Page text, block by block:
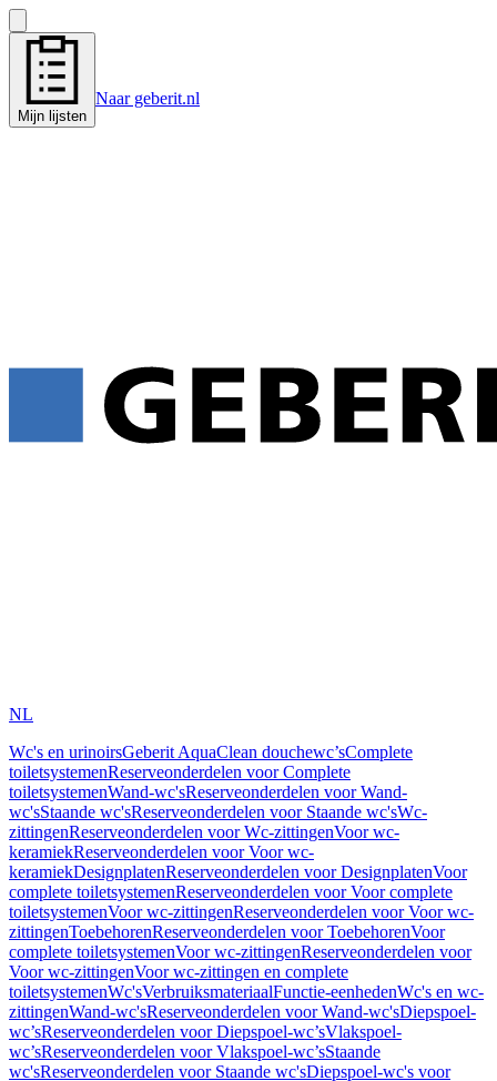
Mijn lijsten
Naar geberit.nl
NL
Wc's en urinoirsGeberit AquaClean douchewc’sComplete
toiletsystemenReserveonderdelen voor Complete
toiletsystemenWand-wc'sReserveonderdelen voor Wand-
wc'sStaande wc'sReserveonderdelen voor Staande wc'sWc-
zittingenReserveonderdelen voor Wc-zittingenVoor wc-
keramiekReserveonderdelen voor Voor wc-
keramiekDesignplatenReserveonderdelen voor DesignplatenVoor
complete toiletsystemenReserveonderdelen voor Voor complete
toiletsystemenVoor wc-zittingenReserveonderdelen voor Voor wc-
zittingenToebehorenReserveonderdelen voor ToebehorenVoor
complete toiletsystemenVoor wc-zittingenReserveonderdelen voor
Voor wc-zittingenVoor wc-zittingen en complete
toiletsystemenWc'sVerbruiksmateriaalFunctie-eenhedenWc's en wc-
zittingenWand-wc'sReserveonderdelen voor Wand-wc'sDiepspoel-
wc’sReserveonderdelen voor Diepspoel-wc’sVlakspoel-
wc’sReserveonderdelen voor Vlakspoel-wc’sStaande
wc'sReserveonderdelen voor Staande wc'sDiepspoel-wc's voor